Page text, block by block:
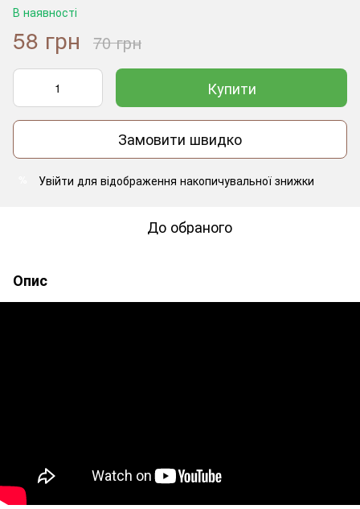
В наявності
58 грн 70 грн
Купити
Замовити швидко
Увійти для відображення накопичувальної знижки
До обраного
Опис